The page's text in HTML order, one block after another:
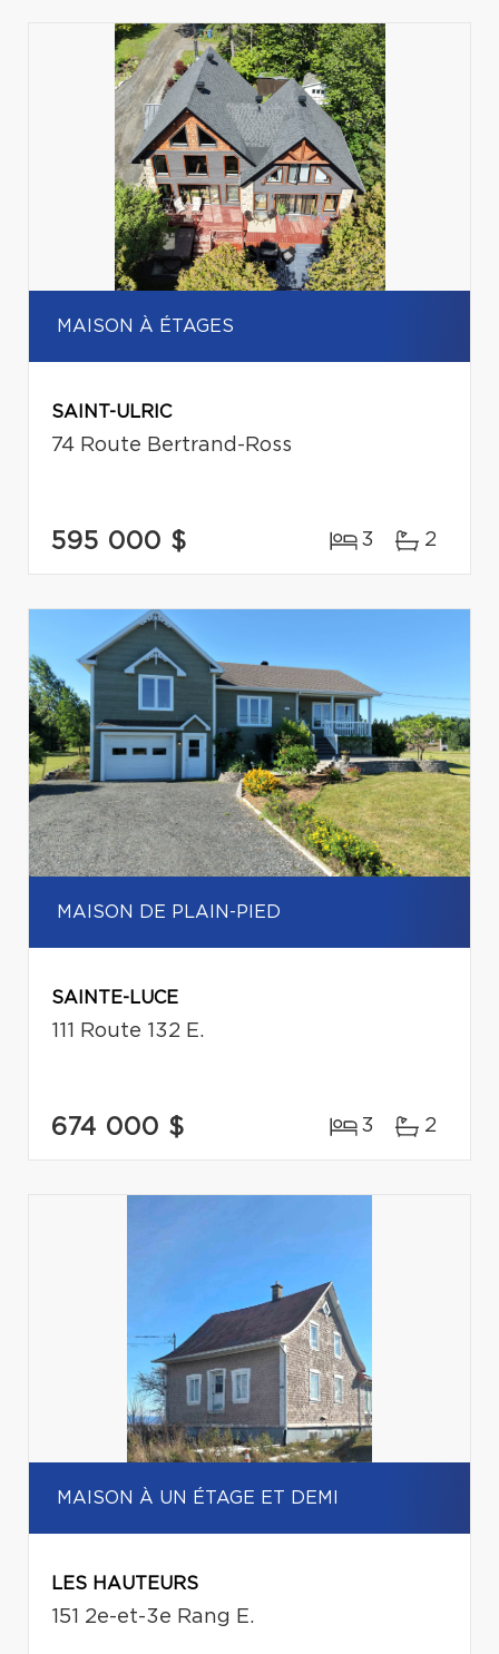
MAISON À ÉTAGES
SAINT-ULRIC
74 Route Bertrand-Ross
595 000 $ 3 2
MAISON DE PLAIN-PIED
SAINTE-LUCE
111 Route 132 E.
674 000 $ 3 2
MAISON À UN ÉTAGE ET DEMI
LES HAUTEURS
151 2e-et-3e Rang E.